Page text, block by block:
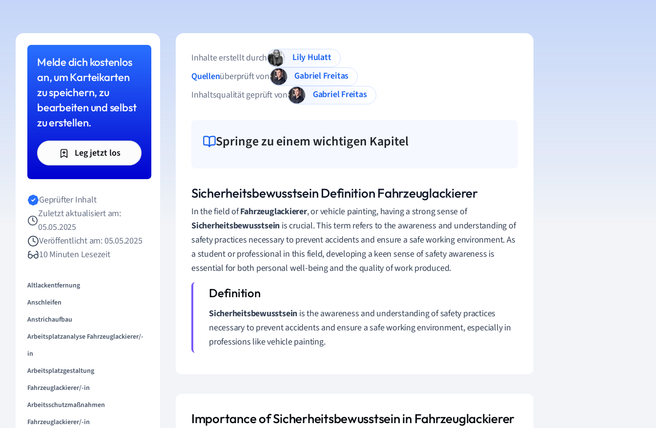
Melde dich kostenlos
an, um Karteikarten
zu speichern, zu
bearbeiten und selbst
zu erstellen.
Leg jetzt los
Geprüfter Inhalt
Zuletzt aktualisiert am:
05.05.2025
Veröffentlicht am: 05.05.2025
10 Minuten Lesezeit
Altlackentfernung
Anschleifen
Anstrichaufbau
Arbeitsplatzanalyse Fahrzeuglackierer/-
in
Arbeitsplatzgestaltung
Fahrzeuglackierer/-in
Arbeitsschutzmaßnahmen
Fahrzeuglackierer/-in
Inhalte erstellt durch
Lily Hulatt
Quellenüberprüft von
Gabriel Freitas
Inhaltsqualität geprüft von
Gabriel Freitas
Springe zu einem wichtigen Kapitel
Sicherheitsbewusstsein Definition Fahrzeuglackierer
In the field ofFahrzeuglackierer, or vehicle painting, having a strong sense of
Sicherheitsbewusstsein is crucial. This term refers to the awareness and understanding of
safety practices necessary to prevent accidents and ensure a safe working environment. As
a student or professional in this field, developing a keen sense of safety awareness is
essential for both personal well-being and the quality of work produced.
Sicherheitsbewusstsein is the awareness and understanding of safety practices
necessary to prevent accidents and ensure a safe working environment, especially in
professions like vehicle painting.
Importance of Sicherheitsbewusstsein in Fahrzeuglackierer